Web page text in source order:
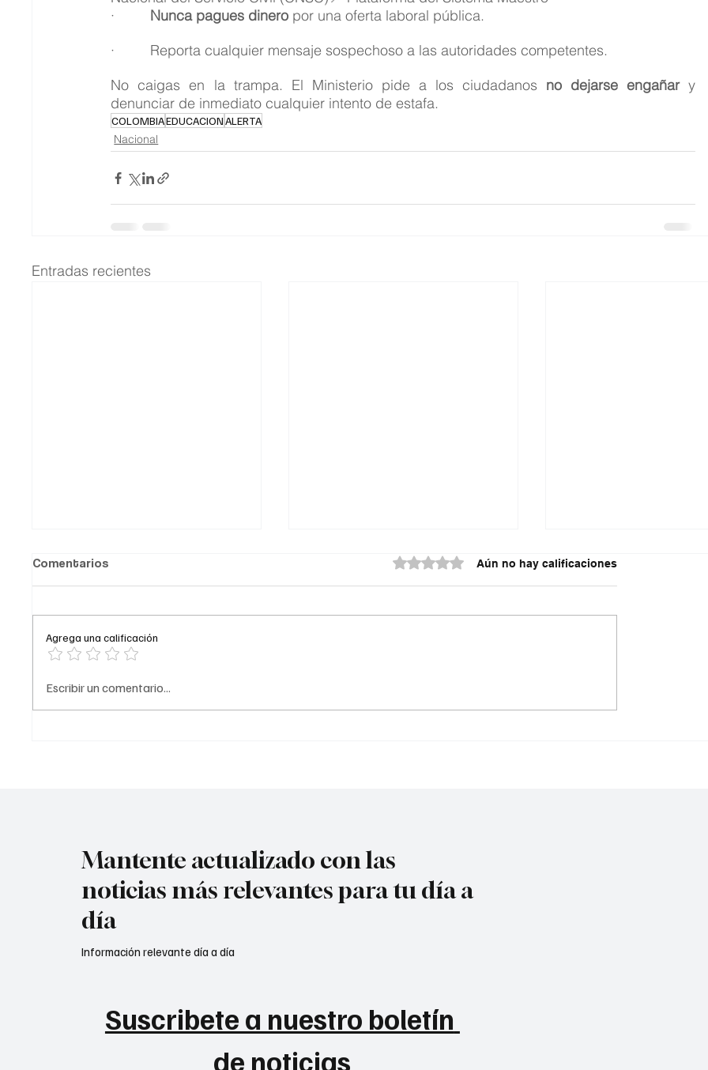
· Nunca pagues dinero por una oferta laboral pública.
·         Reporta cualquier mensaje sospechoso a las autoridades competentes.
No caigas en la trampa. El Ministerio pide a los ciudadanos no dejarse engañar y
denunciar de inmediato cualquier intento de estafa.
COLOMBIAEDUCACIONALERTA
Nacional
Entradas recientes
¿Trasladaron a Epa Colombia
Comentarios Obtuvo 0 de 5 estrellas.Aún no hay calificaciones
Agrega una calificación
Escribir un comentario...
Mantente actualizado con las
noticias más relevantes para tu día a
día
Suscribete a nuestro boletín
de noticias
Información relevante día a día